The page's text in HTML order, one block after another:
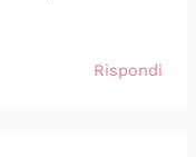
Rispondi